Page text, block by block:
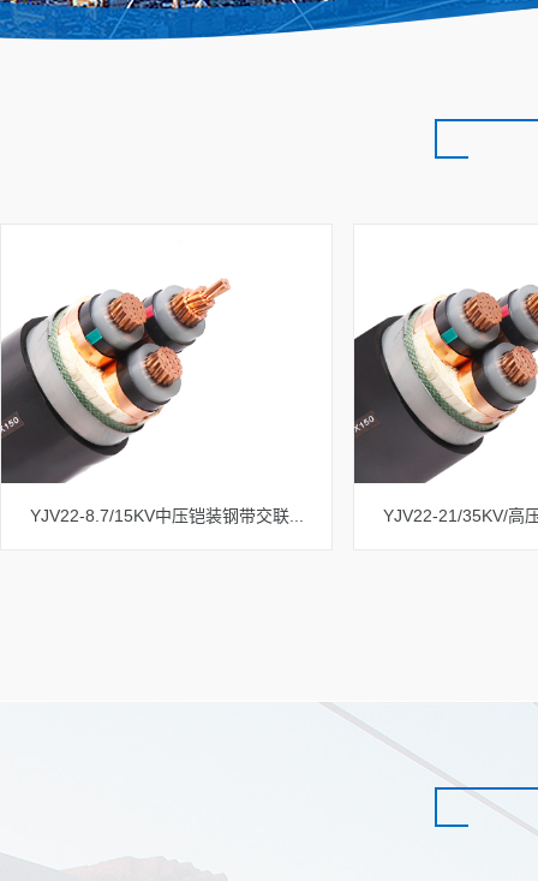
YJV22-8.7/15KV中压铠装钢带交联... YJV22-21/35KV/高